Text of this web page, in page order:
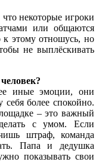
некоторые игроки
или общаются
к этому отношусь, но
не выплёскивать
иные эмоции, они
более спокойно.
– это важный
с умом. Если
штраф, команда
Папа и дедушка
показывать свои